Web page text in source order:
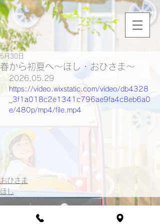
春から初夏へ〜ほし・おひさま〜
5月30日
2026.05.29
https://video.wixstatic.com/video/db4328
_3f1a018c2e1341c796ae9fa4c8eb6a0
e/480p/mp4/file.mp4
おひさま
ほし